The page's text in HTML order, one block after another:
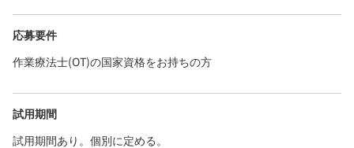
応募要件
作業療法士(OT)の国家資格をお持ちの方
試用期間
試用期間あり。個別に定める。